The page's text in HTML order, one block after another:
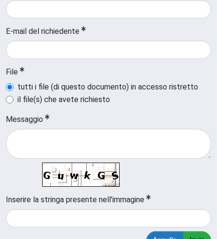
E-mail del richiedente
File
tutti i file (di questo documento) in accesso ristretto
il file(s) che avete richiesto
Messaggio
Inserire la stringa presente nell'immagine